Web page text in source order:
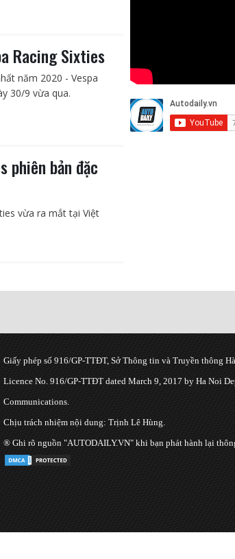
Racing Sixties
năm 2020 - Vespa
30/9 vừa qua.
phiên bản đặc
vừa ra mắt tại Việt
Giấy phép số 916/GP-TTĐT, Sở Thông tin và Truyền thông
Licence No. 916/GP-TTĐT dated March 9, 2017 by Ha Noi
Communications.
Chịu trách nhiệm nội dung: Trịnh Lê Hùng.
® Ghi rõ nguồn "AUTODAILY.VN" khi bạn phát hành lại